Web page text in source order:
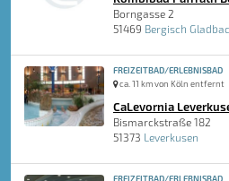
Borngasse 2
51469 Bergisch
FREIZEITBAD/ERLEBNISBAD
ca. 11 km von Köln entfernt
CaLevornia
Bismarckstraße 182
51373 Leverkusen
FREIZEITBAD/ERLEBNISBAD